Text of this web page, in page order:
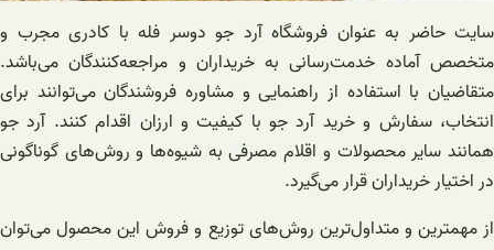
سایت حاضر به عنوان فروشگاه آرد جو دوسر فله با کادری مجرب و
متخصص آماده خدمت‌رسانی به خریداران و مراجعه‌کنندگان می‌باشد.
متقاضیان با استفاده از راهنمایی و مشاوره فروشندگان می‌توانند برای
انتخاب، سفارش و خرید آرد جو با‌ کیفیت و ارزان اقدام کنند. آرد جو
همانند سایر محصولات و اقلام مصرفی به شیوه‌ها و روش‌های گوناگونی
در اختیار خریداران قرار می‌گیرد.
از مهمترین و متداول‌ترین روش‌های توزیع و فروش این محصول می‌توان